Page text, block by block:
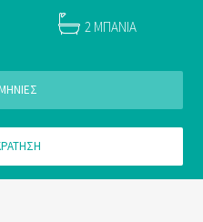
2 ΜΠΑΝΙΑ